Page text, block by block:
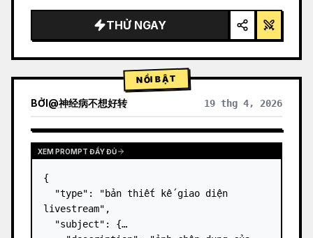
phát sáng",
  "background": "{argument
default=\"gradient tím và xanh dương dịu
nhẹ\"…
THỬ NGAY
NỔI BẬT
BỞI@神经病不想好转 19 thg 4, 2026
XEM PROMPT ĐẦY ĐỦ
{
  "type": "bản thiết kế giao diện
livestream",
  "subject": {